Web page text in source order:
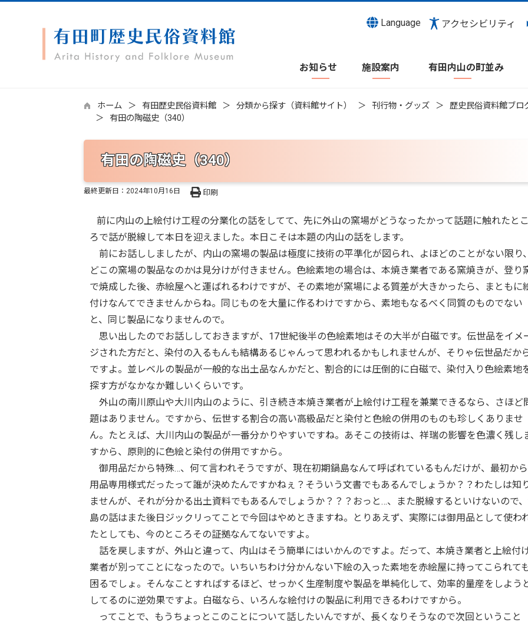
Language アクセシビリティ
お知らせ 施設案内 有田内山の町並み
ホーム 有田歴史民俗資料館 分類から探す（資料館サイト） 刊行物・グッズ 歴史民俗資料館ブロ
有田の陶磁史（340）
有田の陶磁史（340）
最終更新日： 2024年10月16日 印刷
前に内山の上絵付け工程の分業化の話をしてて、先に外山の窯場がどうなったかって話題に触れたとこ
ろで話が脱線して本日を迎えました。本日こそは本題の内山の話をします。
前にお話ししましたが、内山の窯場の製品は極度に技術の平準化が図られ、よほどのことがない限り、
どこの窯場の製品なのかは見分けが付きません。色絵素地の場合は、本焼き業者である窯焼きが、登り
で焼成した後、赤絵屋へと運ばれるわけですが、その素地が窯場による質差が大きかったら、まともに
付けなんてできませんからね。同じものを大量に作るわけですから、素地もなるべく同質のものでない
と、同じ製品になりませんので。
思い出したのでお話ししておきますが、17世紀後半の色絵素地はその大半が白磁です。伝世品をイメ
ジされた方だと、染付の入るもんも結構あるじゃんって思われるかもしれませんが、そりゃ伝世品だか
ですよ。並レベルの製品が一般的な出土品なんかだと、割合的には圧倒的に白磁で、染付入り色絵素地
探す方がなかなか難しいくらいです。
外山の南川原山や大川内山のように、引き続き本焼き業者が上絵付け工程を兼業できるなら、さほど
題はありません。ですから、伝世する割合の高い高級品だと染付と色絵の併用のものも珍しくありませ
ん。たとえば、大川内山の製品が一番分かりやすいですね。あそこの技術は、祥瑞の影響を色濃く残し
すから、原則的に色絵と染付の併用ですから。
御用品だから特殊…、何て言われそうですが、現在初期鍋島なんて呼ばれているもんだけが、最初か
用品専用様式だったって誰が決めたんですかねぇ？そういう文書でもあるんでしょうか？？わたしは知
ませんが、それが分かる出土資料でもあるんでしょうか？？？おっと…、また脱線するといけないので
島の話はまた後日ジックリってことで今回はやめときますね。とりあえず、実際には御用品として使わ
たとしても、今のところその証拠なんてないですよ。
話を戻しますが、外山と違って、内山はそう簡単にはいかんのですよ。だって、本焼き業者と上絵付
業者が別ってことになったので。いちいちわけ分かんない下絵の入った素地を赤絵屋に持ってこられて
困るでしょ。そんなことすればするほど、せっかく生産制度や製品を単純化して、効率的量産をしよう
してるのに逆効果ですよ。白磁なら、いろんな絵付けの製品に利用できるわけですから。
ってことで、もうちょっとこのことについて話したいんですが、長くなりそうなので次回ということ